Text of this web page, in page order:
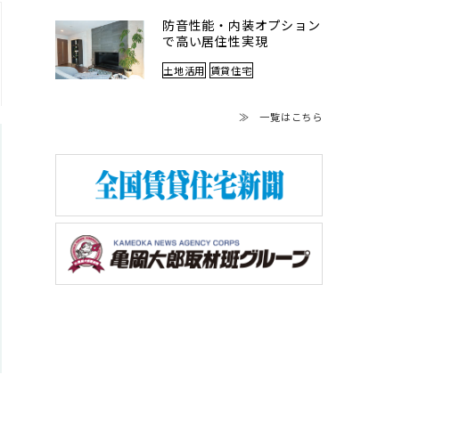
防音性能・内装オプション
で高い居住性実現
土地活用 賃貸住宅
≫ 一覧はこちら